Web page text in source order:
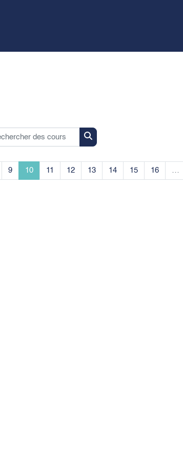
des cours
Rechercher des cours
8
9Page 9
10Page 10
11 Page 11
12Page 12
13Page 13
14Page 14
15Page 15
16Page 16